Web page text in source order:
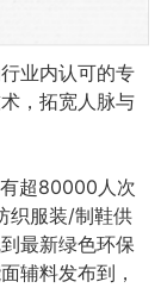
业内认可的专
，拓宽人脉与
超80000人次
织服装/制鞋供
最新绿色环保
辅料发布到，